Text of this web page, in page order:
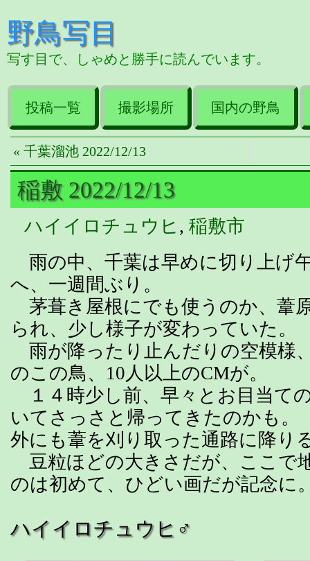
野鳥写目
写す目で、しゃめと勝手に読んでいます。
投稿一覧 撮影場所 国内の野鳥
« 千葉溜池 2022/12/13
稲敷 2022/12/13
ハイイロチュウヒ , 稲敷市
雨の中、千葉は早めに切り上げ
へ、一週間ぶり。
茅葺き屋根にでも使うのか、葦
られ、少し様子が変わっていた。
雨が降ったり止んだりの空模様
のこの鳥、10人以上のCMが。
１４時少し前、早々とお目当て
いてさっさと帰ってきたのかも
外にも葦を刈り取った通路に降り
豆粒ほどの大きさだが、ここで
のは初めて、ひどい画だが記念に
ハイイロチュウヒ♂